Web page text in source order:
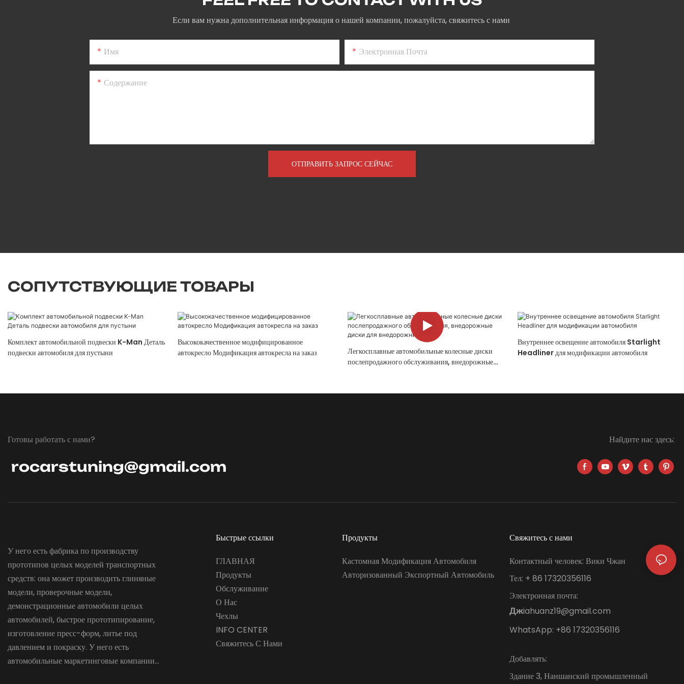
Если вам нужна дополнительная информация о нашей компании, пожалуйста, свяжитесь с нами
Имя Электронная Почта
Содержание
ОТПРАВИТЬ ЗАПРОС СЕЙЧАС
СОПУТСТВУЮЩИЕ ТОВАРЫ
Комплект автомобильной подвески K-Man Деталь
подвески автомобиля для пустыни
Высококачественное модифицированное
автокресло Модификация автокресла на заказ
Легкосплавные автомобильные колесные диски
послепродажного обслуживания, внедорожные
Внутреннее освещение автомобиля Starlight
Headliner для модификации автомобиля
Готовы работать с нами?
rocarstuning@gmail.com
Найдите нас здесь:
У него есть фабрика по производству
прототипов целых моделей транспортных
средств: она может производить глиняные
модели, проверочные модели,
демонстрационные автомобили целых
автомобилей, быстрое прототипирование,
изготовление пресс-форм, литье под
давлением и покраску. У него есть
автомобильные маркетинговые компании...
Быстрые ссылки
ГЛАВНАЯ
Продукты
Обслуживание
О Нас
Чехлы
INFO CENTER
Свяжитесь С Нами
Продукты
Кастомная Модификация Автомобиля
Авторизованный Экспортный Автомобиль
Свяжитесь с нами
Контактный человек: Вики Чжан
Тел: + 86 17320356116
Электронная почта:
Джiahuanz19@gmail.com
WhatsApp: +86 17320356116
Добавлять:
Здание 3, Наншанский промышленный